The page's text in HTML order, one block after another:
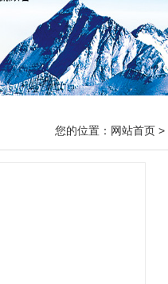
您的位置： 网站首页 >